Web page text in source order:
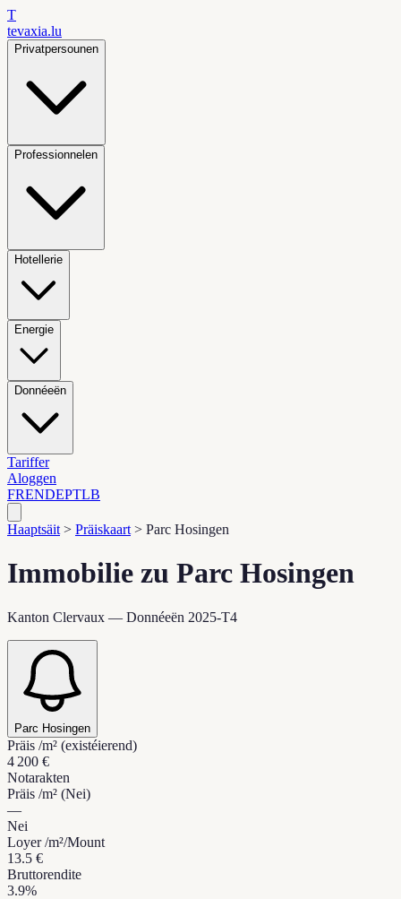
T
tevaxia.lu
Privatpersounen
Professionnelen
Hotellerie
Energie
Donnéeën
Tariffer
Aloggen
FRENDEPTLB
Haaptsäit > Präiskaart > Parc Hosingen
Immobilie zu Parc Hosingen
Kanton Clervaux — Donnéeën 2025-T4
Parc Hosingen
Präis /m² (existéierend)
4 200 €
Notarakten
Präis /m² (Nei)
—
Nei
Loyer /m²/Mount
13.5 €
Bruttorendite
3.9%